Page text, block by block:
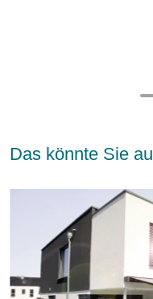
Das könnte Sie